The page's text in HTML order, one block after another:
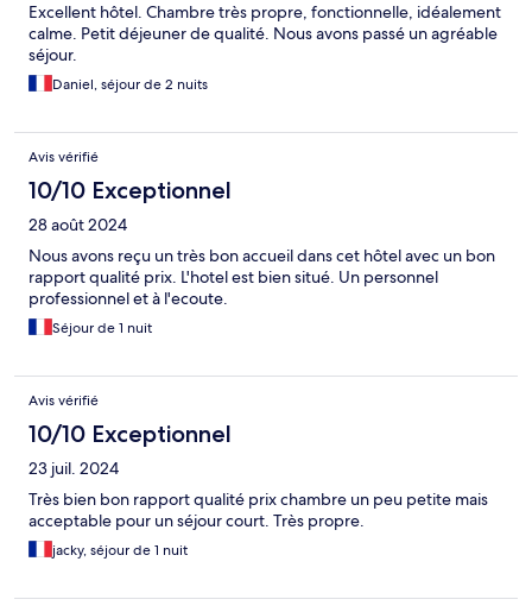
Excellent hôtel. Chambre très propre, fonctionnelle, idéalement
calme. Petit déjeuner de qualité. Nous avons passé un agréable
séjour.
Daniel, séjour de 2 nuits
Avis vérifié
10/10 Exceptionnel
28 août 2024
Nous avons reçu un très bon accueil dans cet hôtel avec un bon
rapport qualité prix. L'hotel est bien situé. Un personnel
professionnel et à l'ecoute.
Séjour de 1 nuit
Avis vérifié
10/10 Exceptionnel
23 juil. 2024
Très bien bon rapport qualité prix chambre un peu petite mais
acceptable pour un séjour court. Très propre.
jacky, séjour de 1 nuit